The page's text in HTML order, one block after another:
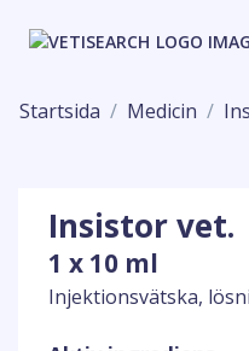
Startsida Medicin
Insistor vet.
1 x 10 ml
Injektionsvätska,